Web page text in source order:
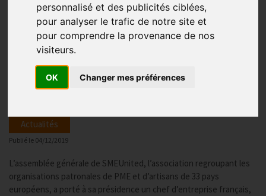
personnalisé et des publicités ciblées,
pour analyser le trafic de notre site et
pour comprendre la provenance de nos
visiteurs.
OK Changer mes préférences
La CPME prend la présidence
de l’organisation européenne
des PME et de l’artisanat,
SMEunited
Actualités
Publié le 04/12/2019
L’assemblée générale de SMEUnited, l’association regroupant les
organisations patronales de PME et d’artisans de 33 pays
européens, a porté à sa présidence un chef d’entreprise français,